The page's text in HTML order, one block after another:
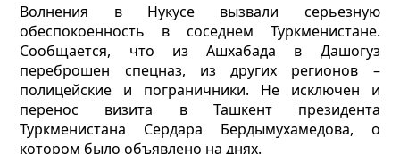
Волнения в Нукусе вызвали серьезную
обеспокоенность в соседнем Туркменистане.
Сообщается, что из Ашхабада в Дашогуз
переброшен спецназ, из других регионов –
полицейские и пограничники. Не исключен и
перенос визита в Ташкент президента
Туркменистана Сердара Бердымухамедова, о
котором было объявлено на днях.